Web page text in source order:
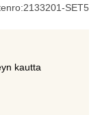
2133201-SET5
kautta